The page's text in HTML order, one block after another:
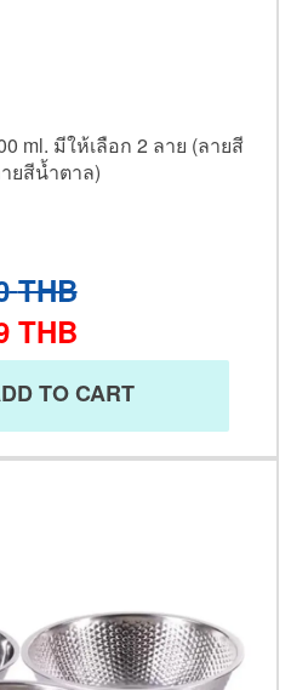
ml. มีให้เลือก 2 ลาย (ลายสี
ยสีน้ำตาล)
THB
THB
TO CART